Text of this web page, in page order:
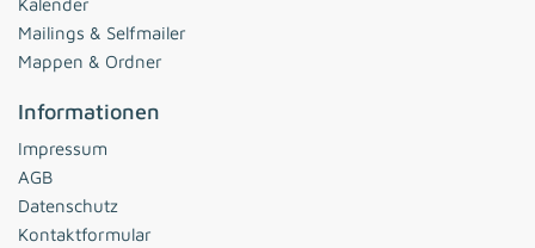
Kalender
Mailings & Selfmailer
Mappen & Ordner
Informationen
Impressum
AGB
Datenschutz
Kontaktformular